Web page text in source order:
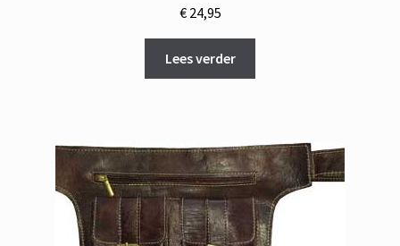
€24,95
Lees verder